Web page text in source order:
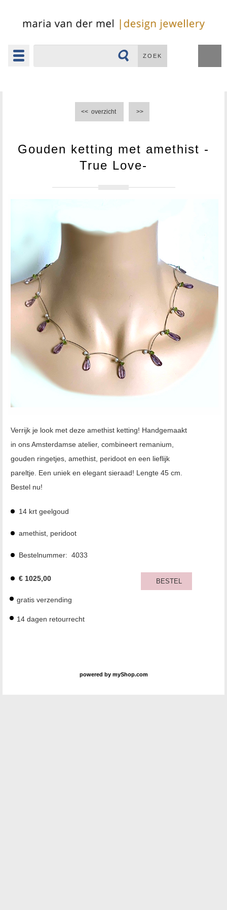
Toggle
navigation
ZOEK
<< overzicht >>
Gouden ketting met amethist -
True Love-
Verrijk je look met deze amethist ketting! Handgemaakt
in ons Amsterdamse atelier, combineert remanium,
gouden ringetjes, amethist, peridoot en een lieflijk
pareltje. Een uniek en elegant sieraad! Lengte 45 cm.
Bestel nu!
14 krt geelgoud
amethist, peridoot
Bestelnummer: 4033
€ 1025,00 BESTEL
gratis verzending
14 dagen retourrecht
powered by myShop.com